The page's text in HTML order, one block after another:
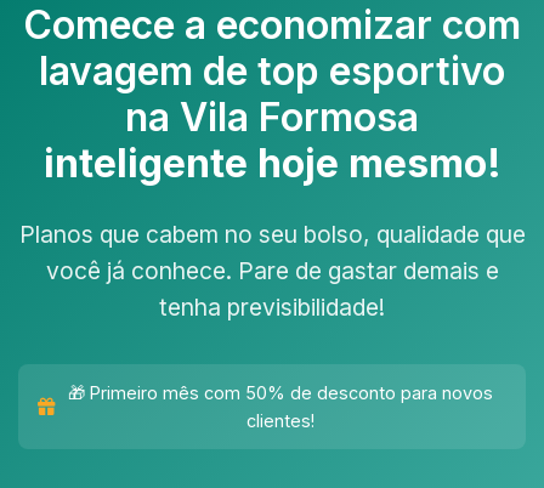
Comece a economizar com
lavagem de top esportivo
na Vila Formosa
inteligente hoje mesmo!
Planos que cabem no seu bolso, qualidade que
você já conhece. Pare de gastar demais e
tenha previsibilidade!
🎁 Primeiro mês com 50% de desconto para novos
clientes!